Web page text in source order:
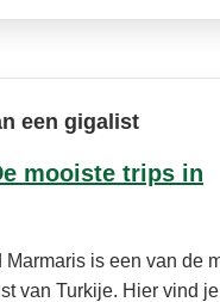
een gigalist
mooiste trips in
Marmaris is een van de
van Turkije. Hier vind